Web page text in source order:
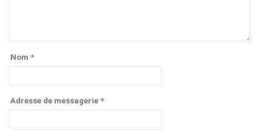
Nom *
Adresse de messagerie *